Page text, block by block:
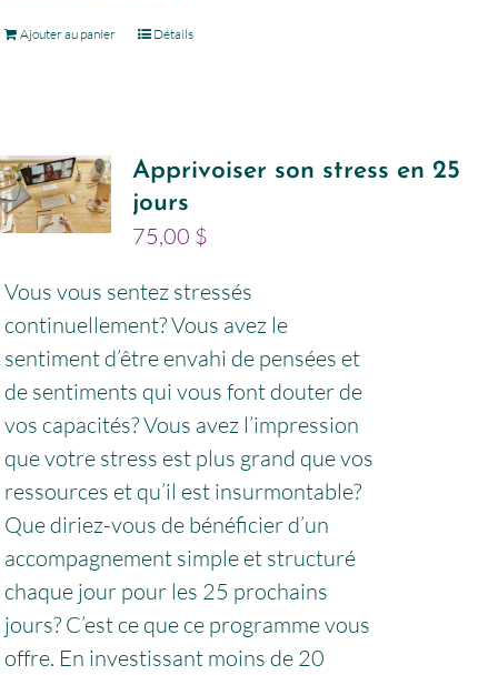
Ajouter au panier Détails
Apprivoiser son stress en 25
jours
75,00 $
Vous vous sentez stressés
continuellement? Vous avez le
sentiment d’être envahi de pensées et
de sentiments qui vous font douter de
vos capacités? Vous avez l’impression
que votre stress est plus grand que vos
ressources et qu’il est insurmontable?
Que diriez-vous de bénéficier d’un
accompagnement simple et structuré
chaque jour pour les 25 prochains
jours? C’est ce que ce programme vous
offre. En investissant moins de 20